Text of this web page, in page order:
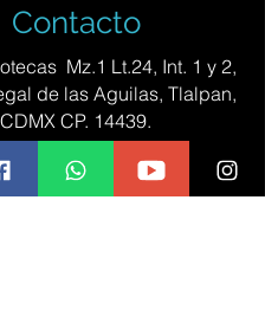
Contacto
Mz.1 Lt.24, Int. 1 y 2,
de las Aguilas, Tlalpan,
CDMX CP. 14439.
(55)7572 4810